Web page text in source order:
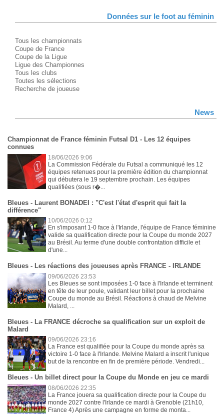
Données sur le foot au féminin
Tous les championnats
Coupe de France
Coupe de la Ligue
Ligue des Championnes
Tous les clubs
Toutes les sélections
Recherche de joueuse
News
Championnat de France féminin Futsal D1 - Les 12 équipes
connues
18/06/2026 9:06
La Commission Fédérale du Futsal a communiqué les 12
équipes retenues pour la première édition du championnat
qui débutera le 19 septembre prochain. Les équipes
qualifiées (sous r�...
Bleues - Laurent BONADEI : "C'est l'état d'esprit qui fait la
différence"
10/06/2026 0:12
En s'imposant 1-0 face à l'Irlande, l'équipe de France féminine
valide sa qualification directe pour la Coupe du monde 2027
au Brésil. Au terme d'une double confrontation difficile et
d'une...
Bleues - Les réactions des joueuses après FRANCE - IRLANDE
09/06/2026 23:53
Les Bleues se sont imposées 1-0 face à l'Irlande et terminent
en tête de leur poule, validant leur billet pour la prochaine
Coupe du monde au Brésil. Réactions à chaud de Melvine
Malard, ...
Bleues - La FRANCE décroche sa qualification sur un exploit de
Malard
09/06/2026 23:16
La France est qualifiée pour la Coupe du monde après sa
victoire 1-0 face à l'Irlande. Melvine Malard a inscrit l'unique
but de la rencontre en fin de première période. Vendredi...
Bleues - Un billet direct pour la Coupe du Monde en jeu ce mardi
08/06/2026 22:35
La France jouera sa qualification directe pour la Coupe du
monde 2027 contre l'Irlande ce mardi à Grenoble (21h10,
France 4) Après une campagne en forme de monta...